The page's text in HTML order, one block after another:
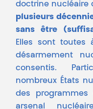
doctrine nucléaire
plusieurs
sans être
Elles sont toutes
désarmement
consentis.
nombreux États
des
arsenal